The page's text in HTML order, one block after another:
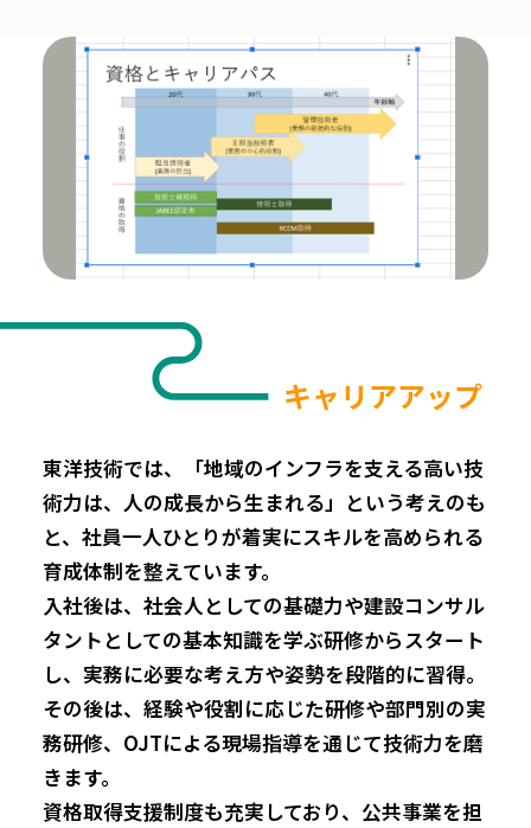
キャリアアップ
東洋技術では、「地域のインフラを支える高い技
術力は、人の成長から生まれる」という考えのも
と、社員一人ひとりが着実にスキルを高められる
育成体制を整えています。
入社後は、社会人としての基礎力や建設コンサル
タントとしての基本知識を学ぶ研修からスタート
し、実務に必要な考え方や姿勢を段階的に習得。
その後は、経験や役割に応じた研修や部門別の実
務研修、OJTによる現場指導を通じて技術力を磨
きます。
資格取得支援制度も充実しており、公共事業を担